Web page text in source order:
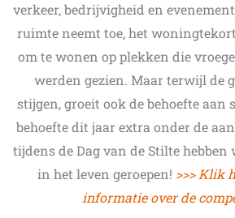
verkeer, bedrijvigheid en
ruimte neemt toe, het
om te wonen op plekken die
werden gezien. Maar terwijl de
stijgen, groeit ook de behoefte aan
behoefte dit jaar extra onder de
tijdens de Dag van de Stilte hebben
in het leven geroepen! >>> Klik
informatie over de